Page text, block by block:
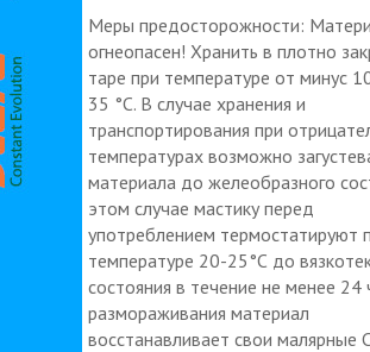
Меры предосторожности:
огнеопасен! Хранить в плотно
таре при температуре от минус
35 °С. В случае хранения и
транспортирования при
температурах возможно
материала до желеобразного
этом случае мастику перед
употреблением термостатируют
температуре 20-25°С до
состояния в течение не менее 24
размораживания материал
восстанавливает свои малярные